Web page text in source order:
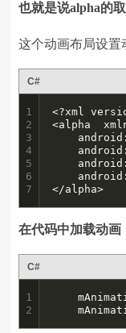
也就是说alpha的
这个动画布局设置
C#
1
2
3
4
5
6
7
<?xml
<alpha
</alpha>
在代码中加载动画
C#
1
2